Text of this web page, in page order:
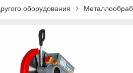
оборудования